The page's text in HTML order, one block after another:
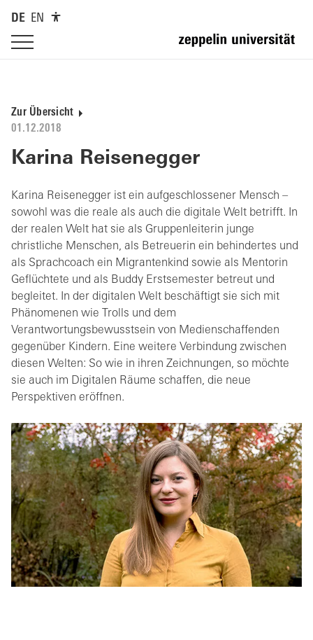
DE EN
01.12.2018
Zur Übersicht
Karina Reisenegger
Karina Reisenegger ist ein aufgeschlossener Mensch –
sowohl was die reale als auch die digitale Welt betrifft. In
der realen Welt hat sie als Gruppenleiterin junge
christliche Menschen, als Betreuerin ein behindertes und
als Sprachcoach ein Migrantenkind sowie als Mentorin
Geflüchtete und als Buddy Erstsemester betreut und
begleitet. In der digitalen Welt beschäftigt sie sich mit
Phänomenen wie Trolls und dem
Verantwortungsbewusstsein von Medienschaffenden
gegenüber Kindern. Eine weitere Verbindung zwischen
diesen Welten: So wie in ihren Zeichnungen, so möchte
sie auch im Digitalen Räume schaffen, die neue
Perspektiven eröffnen.